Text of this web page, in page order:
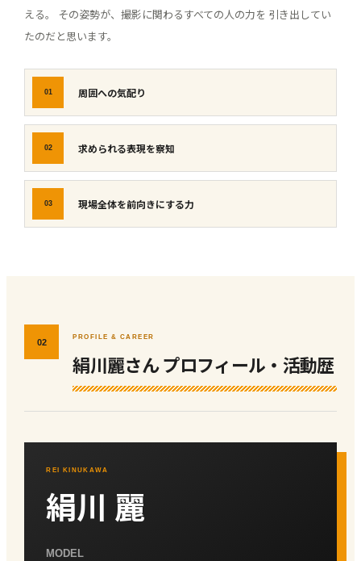
える。 その姿勢が、撮影に関わるすべての人の力を 引き出してい
たのだと思います。
01 周囲への気配り
02 求められる表現を察知
03 現場全体を前向きにする力
02 PROFILE & CAREER
絹川麗さん プロフィール・活動歴
REI KINUKAWA
絹川 麗
MODEL